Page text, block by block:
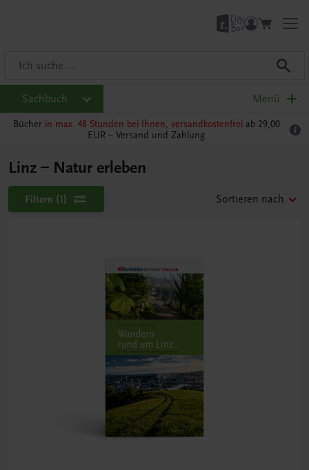
Sachbuch Menü
Bücher in max. 48 Stunden bei Ihnen, versandkostenfrei ab 29,00
EUR – Versand und Zahlung
Linz – Natur erleben
Filtern (1) Sortieren nach